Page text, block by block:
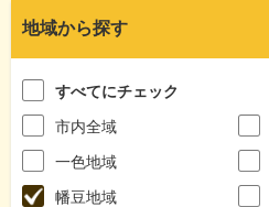
地域から探す
すべてにチェック
市内全域
一色地域
幡豆地域